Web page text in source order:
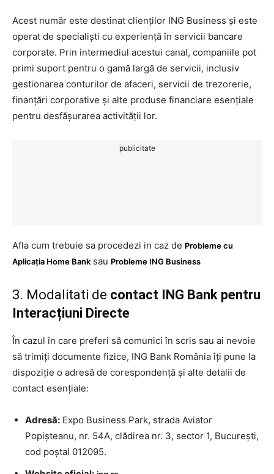
Acest număr este destinat clienților ING Business și este
operat de specialiști cu experiență în servicii bancare
corporate. Prin intermediul acestui canal, companiile pot
primi suport pentru o gamă largă de servicii, inclusiv
gestionarea conturilor de afaceri, servicii de trezorerie,
finanțări corporative și alte produse financiare esențiale
pentru desfășurarea activității lor.
publicitate
Afla cum trebuie sa procedezi in caz de Probleme cu
Aplicația Home Bank sau Probleme ING Business
3. Modalitati de contact ING Bank pentru
Interacțiuni Directe
În cazul în care preferi să comunici în scris sau ai nevoie
să trimiți documente fizice, ING Bank România îți pune la
dispoziție o adresă de corespondență și alte detalii de
contact esențiale:
Adresă: Expo Business Park, strada Aviator
Popișteanu, nr. 54A, clădirea nr. 3, sector 1, București,
cod poștal 012095.